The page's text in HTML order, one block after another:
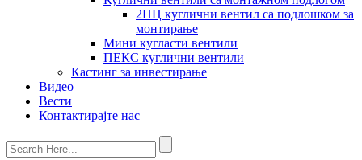
2ПЦ куглични вентил са подлошком за
монтирање
Мини кугласти вентили
ПЕКС куглични вентили
Кастинг за инвестирање
Видео
Вести
Контактирајте нас